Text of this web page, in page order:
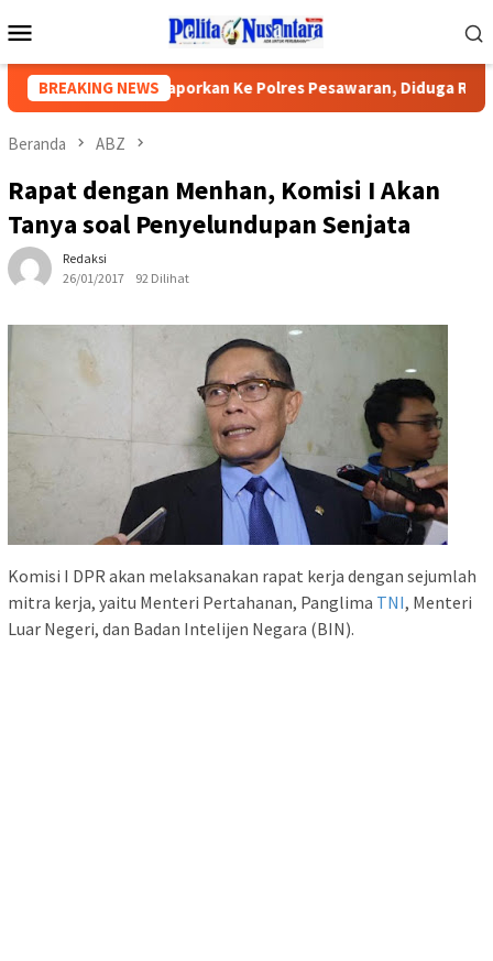
ke
Mobile
BREAKING NEWS
SMPN Dilaporkan Ke Polres Pesawaran, Diduga Rampas
Beranda ABZ
Rapat dengan Menhan, Komisi I Akan
Tanya soal Penyelundupan Senjata
Redaksi
26/01/2017
92 Dilihat
Komisi I DPR akan melaksanakan rapat kerja dengan sejumlah
mitra kerja, yaitu Menteri Pertahanan, Panglima TNI, Menteri
Luar Negeri, dan Badan Intelijen Negara (BIN).